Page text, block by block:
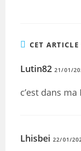
CET
Lutin82 21/01/
c’est dans ma
Lhisbei 22/01/